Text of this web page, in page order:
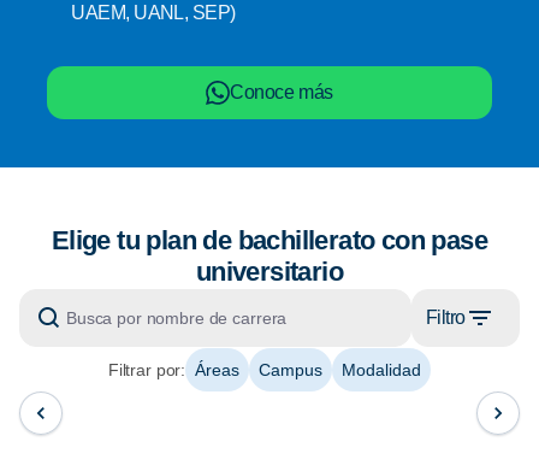
UAEM, UANL, SEP)
Conoce más
Elige tu plan de bachillerato con pase
universitario
Filtro
Filtrar por: Áreas Campus Modalidad